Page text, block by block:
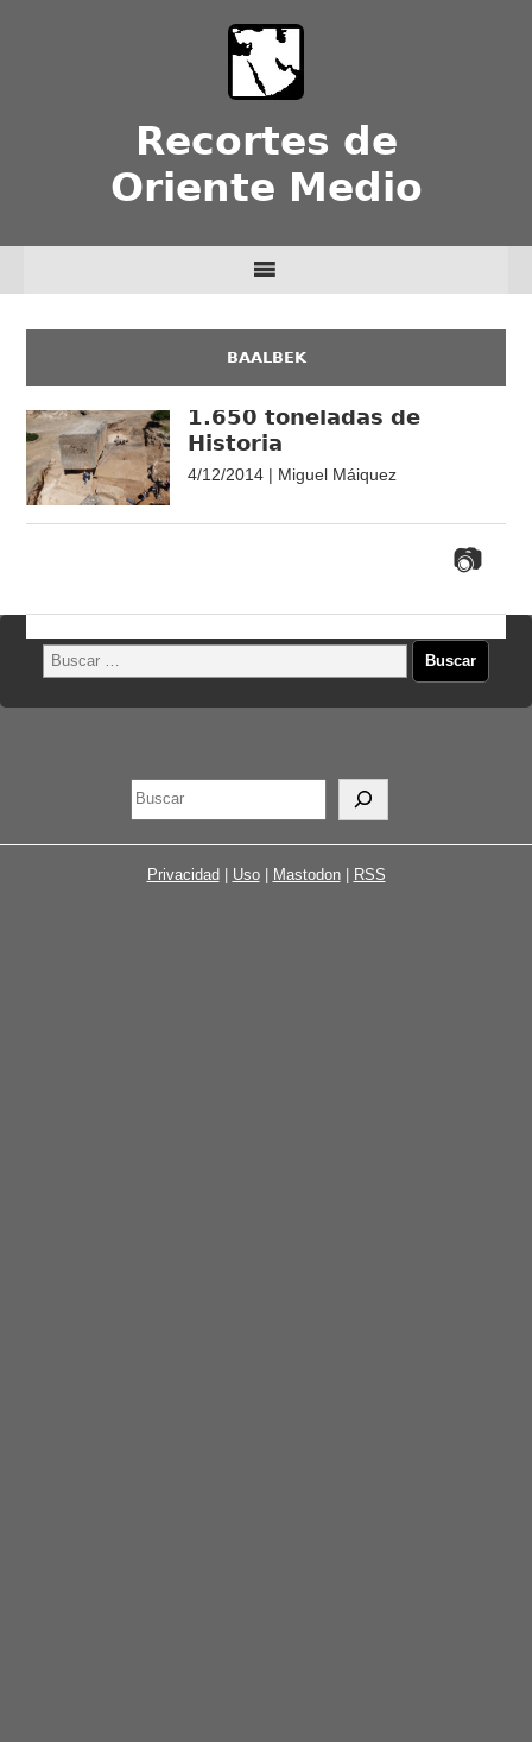
Recortes de
Oriente Medio
BAALBEK
1.650 toneladas de
Historia
4/12/2014 | Miguel Máiquez
Privacidad Uso| Mastodon| RSS